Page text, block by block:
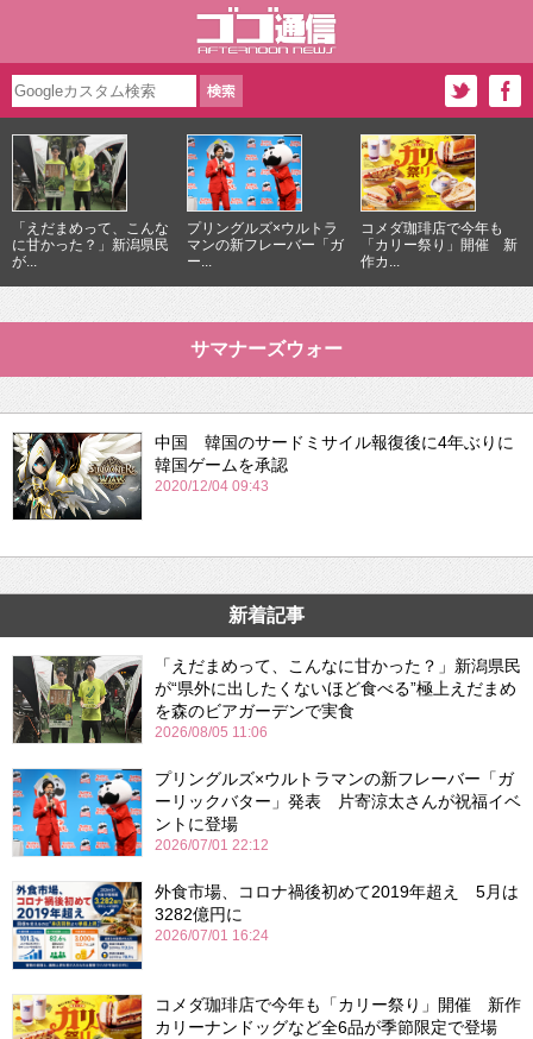
「えだまめって、こんな
に甘かった？」新潟県民
が...
プリングルズ×ウルトラ
マンの新フレーバー「ガ
ー...
コメダ珈琲店で今年も
「カリー祭り」開催 新
作カ...
サマナーズウォー
中国 韓国のサードミサイル報復後に4年ぶりに
韓国ゲームを承認
2020/12/04 09:43
新着記事
「えだまめって、こんなに甘かった？」新潟県民
が“県外に出したくないほど食べる”極上えだまめ
を森のビアガーデンで実食
2026/08/05 11:06
プリングルズ×ウルトラマンの新フレーバー「ガ
ーリックバター」発表 片寄涼太さんが祝福イベ
ントに登場
2026/07/01 22:12
外食市場、コロナ禍後初めて2019年超え 5月は
3282億円に
2026/07/01 16:24
コメダ珈琲店で今年も「カリー祭り」開催 新作
カリーナンドッグなど全6品が季節限定で登場